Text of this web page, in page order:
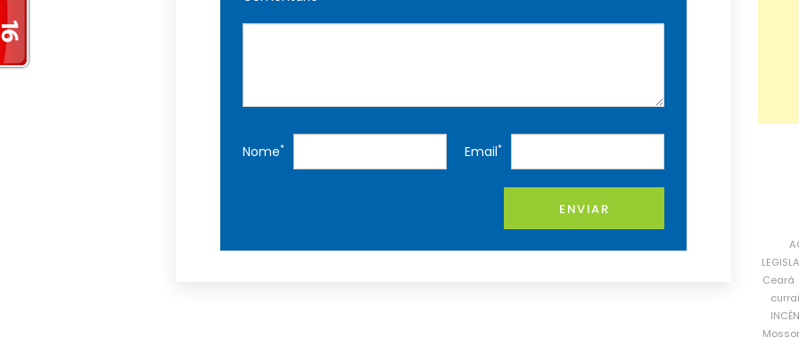
Nome* Email*
ENVIAR
Ceará